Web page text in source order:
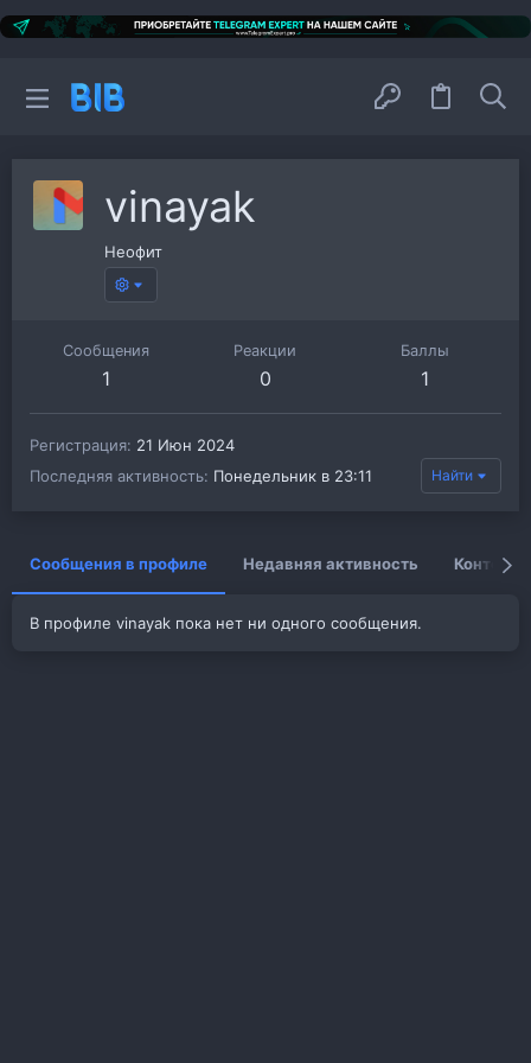
vinayak
Неофит
Сообщения
1
Реакции
0
Баллы
1
Регистрация 21 Июн 2024
Последняя активность Понедельник в 23:11 Найти
Сообщения в профиле Недавняя активность Контент
В профиле vinayak пока нет ни одного сообщения.